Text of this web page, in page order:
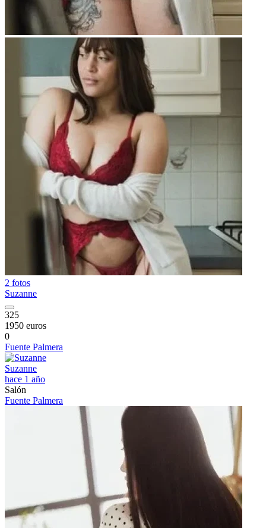
2 fotos
Suzanne
325
1950 euros
0
Fuente Palmera
Suzanne
hace 1 año
Salón
Fuente Palmera